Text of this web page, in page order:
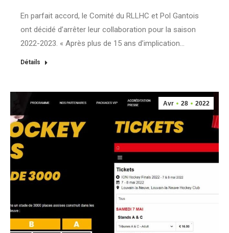
En parfait accord, le Comité du RLLHC et Pol Gantois
ont décidé d’arrêter leur collaboration pour la saison
2022-2023. « Après plus de 15 ans d’implication…
Détails
Avr 28 2022